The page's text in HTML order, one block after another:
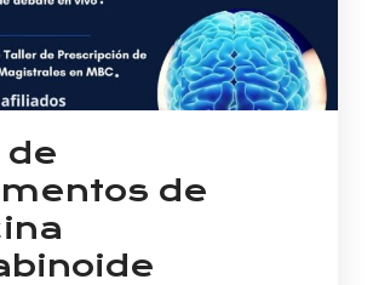
de
de